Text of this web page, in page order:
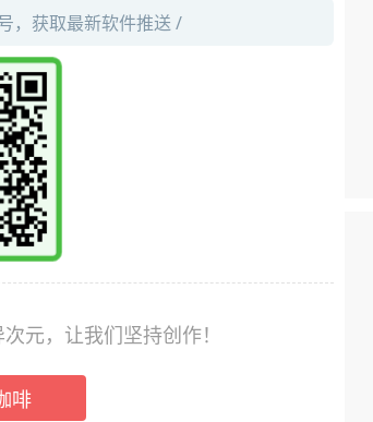
，获取最新软件推送 /
元，让我们坚持创作！
啡